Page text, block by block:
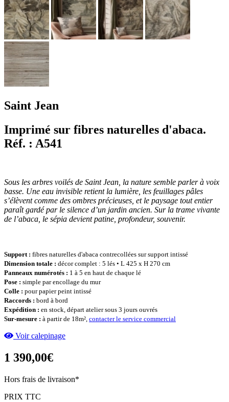
Saint Jean
Imprimé sur fibres naturelles d'abaca.
Réf. : A541
Sous les arbres voilés de Saint Jean, la nature semble parler à voix
basse. Une eau invisible retient la lumière, les feuillages pâles
s’élèvent comme des ombres précieuses, et le paysage tout entier
paraît gardé par le silence d’un jardin ancien. Sur la trame vivante
de l’abaca, le sépia devient patine, profondeur, souvenir.
Support : fibres naturelles d'abaca contrecollées sur support intissé
Dimension totale : décor complet : 5 lés • L 425 x H 270 cm
Panneaux numérotés : 1 à 5 en haut de chaque lé
Pose : simple par encollage du mur
Colle : pour papier peint intissé
Raccords : bord à bord
Expédition : en stock, départ atelier sous 3 jours ouvrés
Sur-mesure : à partir de 18m², contacter le service commercial
Voir calepinage
1 390,00€
Hors frais de livraison*
PRIX TTC